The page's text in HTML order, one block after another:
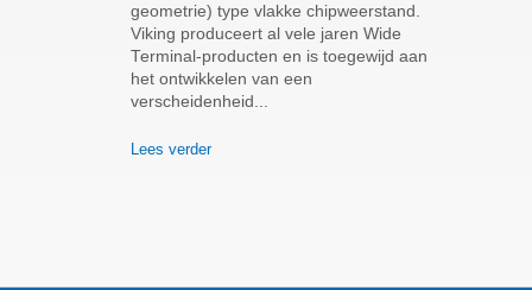
geometrie) type vlakke chipweerstand.
Viking produceert al vele jaren Wide
Terminal-producten en is toegewijd aan
het ontwikkelen van een
verscheidenheid...
Lees verder